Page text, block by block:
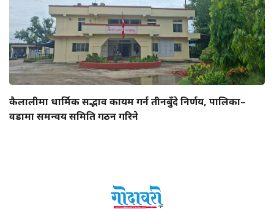
कैलालीमा धार्मिक सद्भाव कायम गर्न तीनबुँदे निर्णय, पालिका–
वडामा समन्वय समिति गठन गरिने